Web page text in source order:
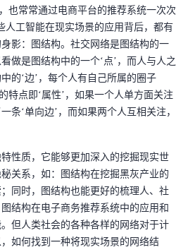
也常常通过电商平台的推荐系统一次次
人工智能在现实场景的应用背后，都有
影：图结构。社交网络是图结构的一
做是图结构中的一个‘点’，而人与人之
的‘边’，每个人有自己所属的圈子
特点即‘属性’，如果一个人单方面关注
条‘单向边’，而如果两个人互相关注，
性质，它能够更加深入的挖掘现实世
关系，如：图结构在挖掘黑灰产业的
同时，图结构也能更好的梳理人、社
结构在电子商务推荐系统中的应用和
但人类社会的各种各样的网络对于计
如何找到一种将现实场景的网络结